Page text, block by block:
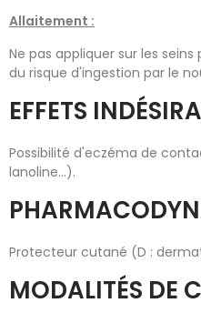
Allaitement :
Ne pas appliquer sur les
du risque d'ingestion par le
EFFETS
Possibilité d'eczéma de
lanoline...).
Protecteur cutané (D :
MODALITÉS DE